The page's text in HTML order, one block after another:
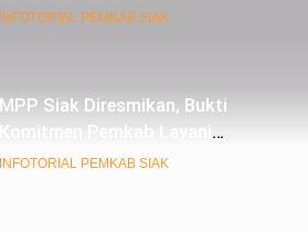
Siap Berkolaborasi
INFOTORIAL PEMKAB SIAK
MPP Siak Diresmikan, Bukti
Komitmen Pemkab Layani
Masyarakat Dengan Baik
INFOTORIAL PEMKAB SIAK